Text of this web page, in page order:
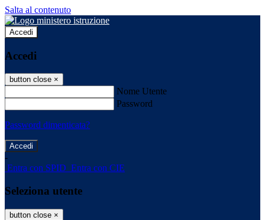
Salta al contenuto
Accedi
Accedi
button close ×
Nome Utente
Password
Password dimenticata?
-
Entra con SPID Entra con CIE
Seleziona utente
button close ×